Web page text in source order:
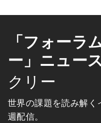
「フォーラ
ー」ニュー
クリー
世界の課題を読み解く
週配信。